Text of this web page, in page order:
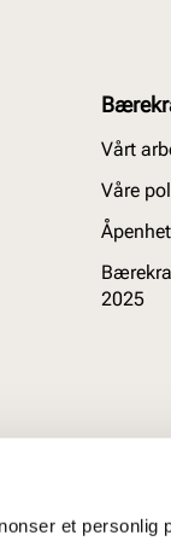
et personlig
Vårt
Våre
2025